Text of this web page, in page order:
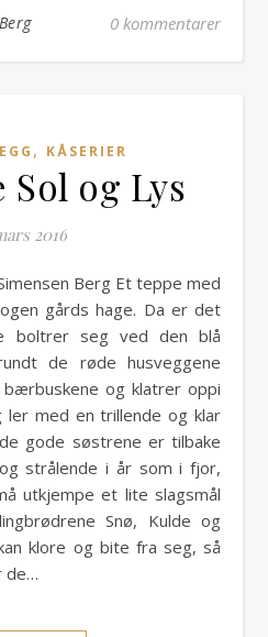
0 kommentarer
, KÅSERIER
Sol og Lys
2016
gårds hage. Da er det
boltrer seg ved den blå
de røde husveggene
og klatrer oppi
med en trillende og klar
gode søstrene er tilbake
strålende i år som i fjor,
utkjempe et lite slagsmål
Snø, Kulde og
klore og bite fra seg, så
de…